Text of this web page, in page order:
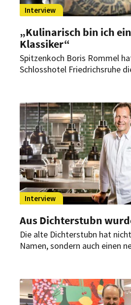
Interview
„Kulinarisch bin ich
Klassiker“
Spitzenkoch Boris Rommel
Schlosshotel Friedrichsruhe
Küchenkunst stammt,
Interview
Aus Dichterstubn
Die alte Dichterstubn hat
Namen, sondern auch einen
Kellermann im HOGAPAGE